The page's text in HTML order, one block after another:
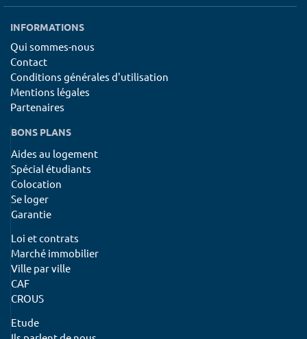
INFORMATIONS
Qui sommes-nous
Contact
Conditions générales d'utilisation
Mentions légales
Partenaires
BONS PLANS
Aides au logement
Spécial étudiants
Colocation
Se loger
Garantie
Loi et contrats
Marché immobilier
Ville par ville
CAF
CROUS
Etude